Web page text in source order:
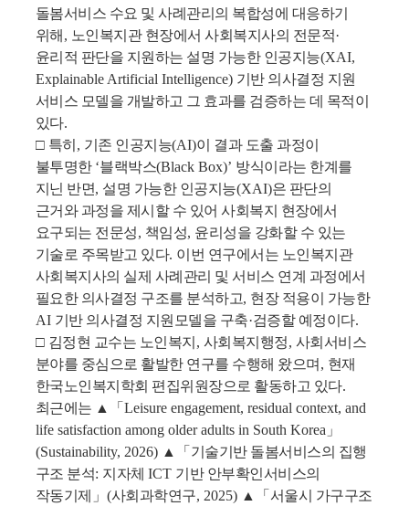
돌봄서비스 수요 및 사례관리의 복합성에 대응하기
위해 , 노인복지관 현장에서 사회복지사의 전문적·
윤리적 판단을 지원하는 설명 가능한 인공지능(XAI,
Explainable Artificial Intelligence) 기반 의사결정 지원
서비스 모델을 개발하고 그 효과를 검증하는 데 목적이
있다.
□ 특히 , 기존 인공지능(AI)이 결과 도출 과정이
불투명한 ‘블랙박스(Black Box)’ 방식이라는 한계를
지닌 반면, 설명 가능한 인공지능(XAI)은 판단의
근거와 과정을 제시할 수 있어 사회복지 현장에서
요구되는 전문성, 책임성, 윤리성을 강화할 수 있는
기술로 주목받고 있다. 이번 연구에서는 노인복지관
사회복지사의 실제 사례관리 및 서비스 연계 과정에서
필요한 의사결정 구조를 분석하고, 현장 적용이 가능한
AI 기반 의사결정 지원모델을 구축·검증할 예정이다.
□ 김정현 교수는 노인복지 , 사회복지행정, 사회서비스
분야를 중심으로 활발한 연구를 수행해 왔으며 , 현재
한국노인복지학회 편집위원장으로 활동하고 있다.
최근에는 ▲「Leisure engagement, residual context, and
life satisfaction among older adults in South Korea 」
(Sustainability, 2026) ▲「 기술기반 돌봄서비스의 집행
구조 분석: 지자체ICT 기반 안부확인서비스의
작동기제
」 (사회과학연구, 2025) ▲「 서울시 가구구조